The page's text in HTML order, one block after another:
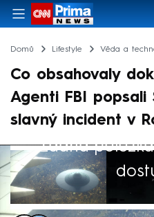
Domů Lifestyle Věda a
Co obsahovaly
Agenti FBI popsali
slavný incident v
Žádná